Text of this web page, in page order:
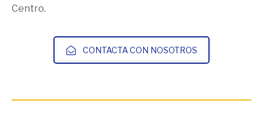
Centro.
CONTACTA CON NOSOTROS